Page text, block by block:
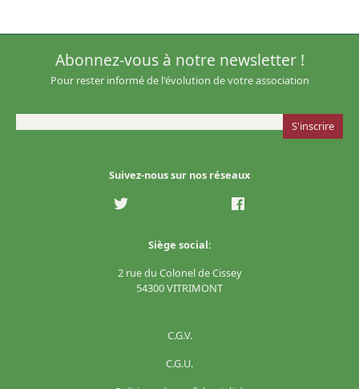
Suivez-nous sur nos réseaux
Siège social:
2 rue du Colonel de Cissey
54300 VITRIMONT
Abonnez-vous à notre newsletter !
Pour rester informé de l'évolution de votre association
C.G.V.
C.G.U.